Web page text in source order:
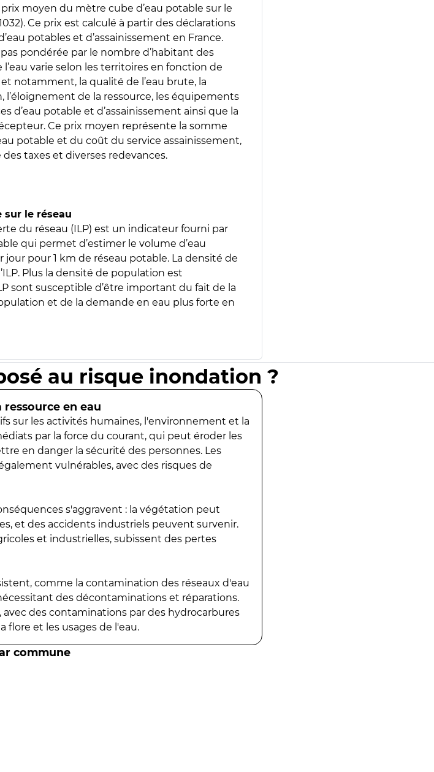
moyen du mètre cube d’eau potable sur le
Ce prix est calculé à partir des déclarations
potables et d’assainissement en France.
pondérée par le nombre d’habitant des
varie selon les territoires en fonction de
notamment, la qualité de l’eau brute, la
l’éloignement de la ressource, les équipements
d’eau potable et d’assainissement ainsi que la
Ce prix moyen représente la somme
potable et du coût du service assainissement,
taxes et diverses redevances.
sur le réseau
du réseau (ILP) est un indicateur fourni par
qui permet d’estimer le volume d’eau
jour pour 1 km de réseau potable. La densité de
Plus la densité de population est
sont susceptible d’être important du fait de la
et de la demande en eau plus forte en
au risque inondation ?
en eau
sur les activités humaines, l'environnement et la
par la force du courant, qui peut éroder les
en danger la sécurité des personnes. Les
vulnérables, avec des risques de
s'aggravent : la végétation peut
et des accidents industriels peuvent survenir.
et industrielles, subissent des pertes
comme la contamination des réseaux d'eau
des décontaminations et réparations.
des contaminations par des hydrocarbures
flore et les usages de l'eau.
commune